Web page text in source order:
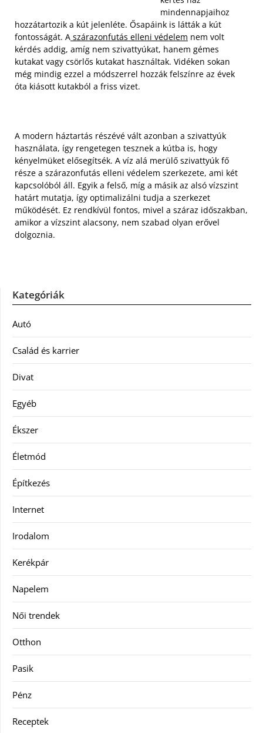
mindennapjaihoz
hozzátartozik a kút jelenléte. Ősapáink is látták a kút
fontosságát. A szárazonfutás elleni védelem nem volt
kérdés addig, amíg nem szivattyúkat, hanem gémes
kutakat vagy csörlős kutakat használtak. Vidéken sokan
még mindig ezzel a módszerrel hozzák felszínre az évek
óta kiásott kutakból a friss vizet.
A modern háztartás részévé vált azonban a szivattyúk
használata, így rengetegen tesznek a kútba is, hogy
kényelmüket elősegítsék. A víz alá merülő szivattyúk fő
része a szárazonfutás elleni védelem szerkezete, ami két
kapcsolóból áll. Egyik a felső, míg a másik az alsó vízszint
határt mutatja, így optimalizálni tudja a szerkezet
működését. Ez rendkívül fontos, mivel a száraz időszakban,
amikor a vízszint alacsony, nem szabad olyan erővel
dolgoznia.
Kategóriák
Autó
Család és karrier
Divat
Egyéb
Ékszer
Életmód
Építkezés
Internet
Irodalom
Kerékpár
Napelem
Női trendek
Otthon
Pasik
Pénz
Receptek